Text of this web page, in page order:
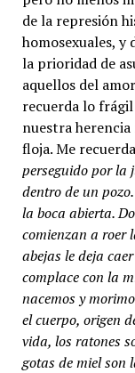
de la represión
homosexuales,
la prioridad de
aquellos del
recuerda lo frágil
nuestra
floja. Me
perseguido por la
dentro de un
la boca abierta.
comienzan a roer
abejas le deja
complace con la
nacemos y
el cuerpo, origen
vida, los ratones
gotas de miel son